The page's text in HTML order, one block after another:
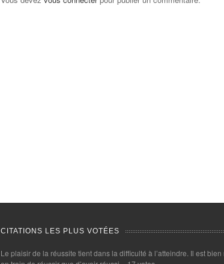
CITATIONS LES PLUS VOTÉES
Le plaisir de la réussite tient dans la difficulté à l’atteindre. Il est bien